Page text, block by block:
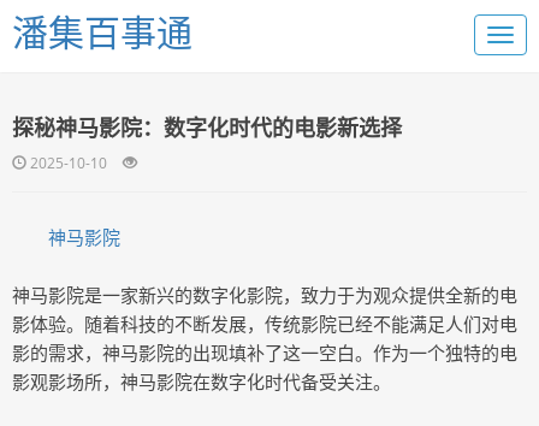
潘集百事通
探秘神马影院：数字化时代的电影新选择
2025-10-10
神马影院
神马影院是一家新兴的数字化影院，致力于为观众提供全新的电
影体验。随着科技的不断发展，传统影院已经不能满足人们对电
影的需求，神马影院的出现填补了这一空白。作为一个独特的电
影观影场所，神马影院在数字化时代备受关注。